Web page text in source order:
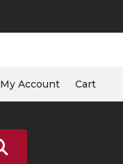
My Account Cart